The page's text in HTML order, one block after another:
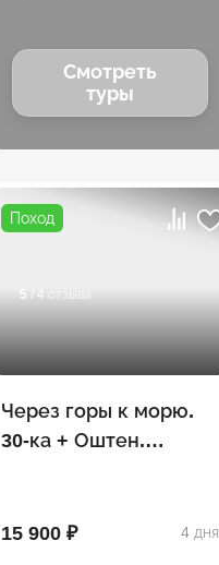
Смотреть
туры
Поход
5 / 4 отзыва
Через горы к морю.
30-ка + Оштен.
15 900 ₽ 4 дня